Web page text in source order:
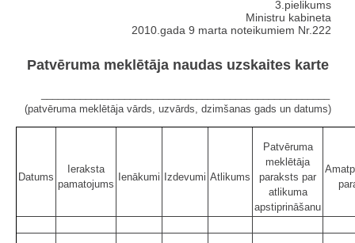
3.pielikums
Ministru kabineta
2010.gada 9 marta noteikumiem Nr.222
Patvēruma meklētāja naudas uzskaites karte
(patvēruma meklētāja vārds, uzvārds, dzimšanas gads un datums)
Datums
Ieraksta
pamatojums
Ienākumi Izdevumi Atlikums
Patvēruma
meklētāja
paraksts par
atlikuma
apstiprināšanu